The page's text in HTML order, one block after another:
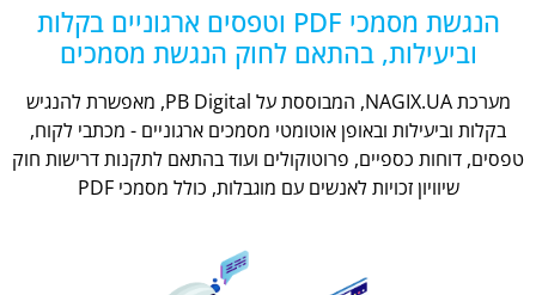
הנגשת מסמכי PDF וטפסים ארגוניים בקלות
וביעילות, בהתאם לחוק הנגשת מסמכים
מערכת NAGIX.UA, המבוססת על PB Digital, מאפשרת להנגיש
בקלות וביעילות ובאופן אוטומטי מסמכים ארגוניים - מכתבי לקוח,
טפסים, דוחות כספיים, פרוטוקולים ועוד בהתאם לתקנות דרישות חוק
שיוויון זכויות לאנשים עם מוגבלות, כולל מסמכי PDF